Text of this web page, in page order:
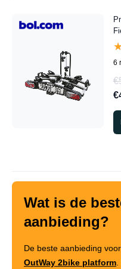
6
Wat is de
aanbieding?
De beste aanbieding
OutWay 2bike platform